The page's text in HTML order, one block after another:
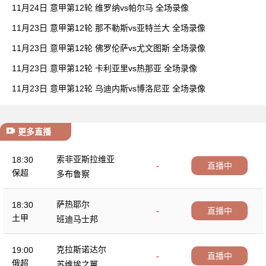
11月24日 意甲第12轮 维罗纳vs帕尔马 全场录像
11月23日 意甲第12轮 那不勒斯vs亚特兰大 全场录像
11月23日 意甲第12轮 佛罗伦萨vs尤文图斯 全场录像
11月23日 意甲第12轮 卡利亚里vs热那亚 全场录像
11月23日 意甲第12轮 乌迪内斯vs博洛尼亚 全场录像
更多直播
18:30
保超
索非亚斯拉维亚
-
多布鲁察
直播中
18:30
土甲
萨热耶尔
-
班迪马士邦
直播中
19:00
俄超
克拉斯诺达尔
-
苏维埃之翼
直播中